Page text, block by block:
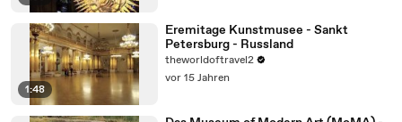
1:48
Eremitage Kunstmusee - Sankt
Petersburg - Russland
theworldoftravel2
vor 15 Jahren